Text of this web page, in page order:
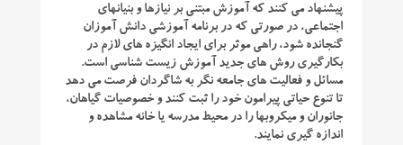
پیشنهاد می کنند که آموزش مبتنی بر نیازها و بنیانهای
اجتماعی، در صورتی که در برنامه آموزشی دانش آموزان
گنجانده شود، راهی موثر برای ایجاد انگیزه های لازم در
بکارگیری روش های جدید آموزش زیست شناسی است.
مسائل و فعالیت های جامعه نگر به شاگردان فرصت می دهد
تا تنوع حیاتی پیرامون خود را ثبت کنند و خصوصیات گیاهان،
جانوران و میکروبها را در محیط مدرسه یا خانه مشاهده و
اندازه گیری نمایند.